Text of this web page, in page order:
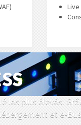
plus élevés.
et e-